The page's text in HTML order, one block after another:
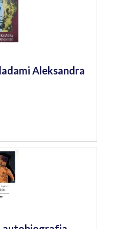
Aleksandra